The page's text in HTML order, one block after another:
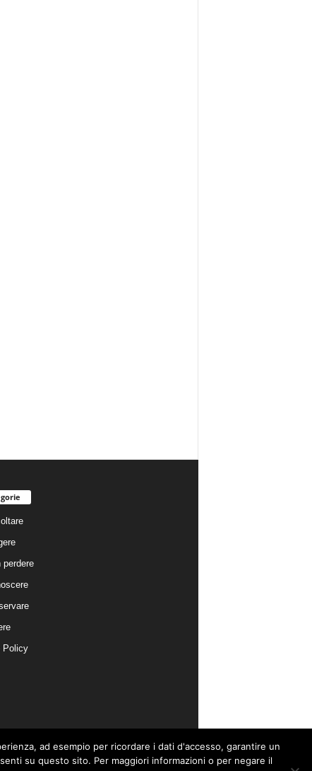
perdere
Policy
ad esempio per ricordare i dati d'accesso, garantire un
su questo sito. Per maggiori informazioni o per negare il